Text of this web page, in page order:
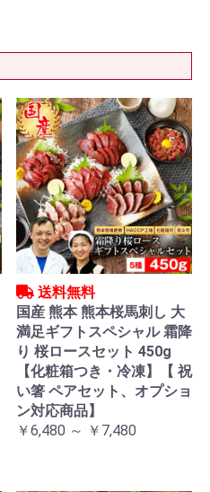
送料無料
国産 熊本 熊本桜馬刺し 大
満足ギフトスペシャル 霜降
り 桜ロースセット 450g
【化粧箱つき・冷凍】【 祝
い箸 ペアセット、オプショ
ン対応商品】
￥6,480 ～ ￥7,480